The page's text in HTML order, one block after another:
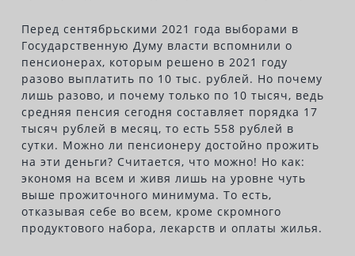
Перед сентябрьскими 2021 года выборами в
Государственную Думу власти вспомнили о
пенсионерах, которым решено в 2021 году
разово выплатить по 10 тыс. рублей. Но почему
лишь разово, и почему только по 10 тысяч, ведь
средняя пенсия сегодня составляет порядка 17
тысяч рублей в месяц, то есть 558 рублей в
сутки. Можно ли пенсионеру достойно прожить
на эти деньги? Считается, что можно! Но как:
экономя на всем и живя лишь на уровне чуть
выше прожиточного минимума. То есть,
отказывая себе во всем, кроме скромного
продуктового набора, лекарств и оплаты жилья.